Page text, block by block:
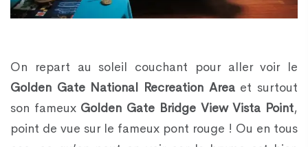
On repart au soleil couchant pour aller voir le
Golden Gate National Recreation Areaet surtout
son fameux Golden Gate Bridge View Vista Point,
point de vue sur le fameux pont rouge ! Ou en tous